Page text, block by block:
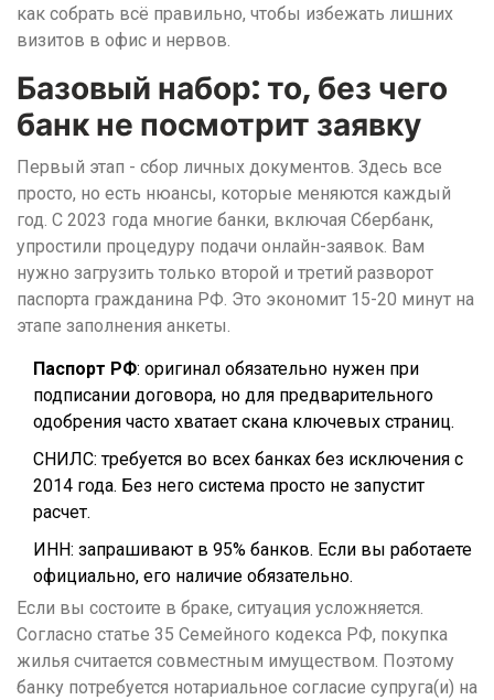
как собрать всё правильно, чтобы избежать лишних
визитов в офис и нервов.
Базовый набор: то, без чего
банк не посмотрит заявку
Первый этап - сбор личных документов. Здесь все
просто, но есть нюансы, которые меняются каждый
год. С 2023 года многие банки, включая Сбербанк,
упростили процедуру подачи онлайн-заявок. Вам
нужно загрузить только второй и третий разворот
паспорта гражданина РФ. Это экономит 15-20 минут на
этапе заполнения анкеты.
Паспорт РФ: оригинал обязательно нужен при
подписании договора, но для предварительного
одобрения часто хватает скана ключевых страниц.
СНИЛС: требуется во всех банках без исключения с
2014 года. Без него система просто не запустит
расчет.
ИНН: запрашивают в 95% банков. Если вы работаете
официально, его наличие обязательно.
Если вы состоите в браке, ситуация усложняется.
Согласно статье 35 Семейного кодекса РФ, покупка
жилья считается совместным имуществом. Поэтому
банку потребуется нотариальное согласие супруга(и) на